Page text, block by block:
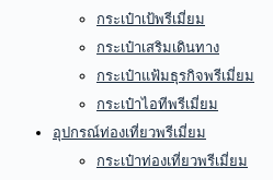
กระเป๋าเป้พรีเมี่ยม
กระเป๋าเสริมเดินทาง
กระเป๋าแฟ้มธุรกิจพรีเมี่ยม
กระเป๋าไอทีพรีเมี่ยม
อุปกรณ์ท่องเที่ยวพรีเมี่ยม
กระเป๋าท่องเที่ยวพรีเมี่ยม